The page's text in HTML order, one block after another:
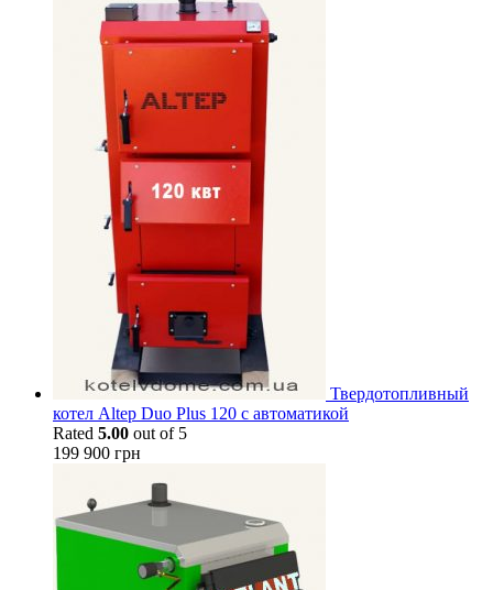
Твердотопливный
котел Altep Duo Plus 120 с автоматикой
Rated 5.00 out of 5
199 900 грн